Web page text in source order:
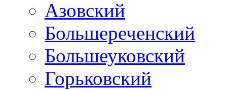
Азовский
Большереченский
Большеуковский
Горьковский